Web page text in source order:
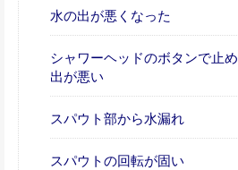
水の出が悪くなった
シャワーヘッドのボタンで止
出が悪い
スパウト部から水漏れ
スパウトの回転が固い